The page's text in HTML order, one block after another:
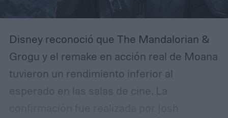
Disney reconoció que The Mandalorian &
Grogu y el remake en acción real de Moana
tuvieron un rendimiento inferior al
esperado en las salas de cine. La